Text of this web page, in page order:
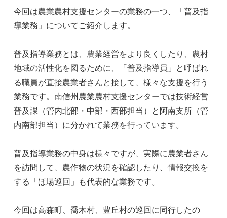
今回は農業農村支援センターの業務の一つ、「普及指
導業務」についてご紹介します。
普及指導業務とは、農業経営をより良くしたり、農村
地域の活性化を図るために、「普及指導員」と呼ばれ
る職員が直接農業者さんと接して、様々な支援を行う
業務です。南信州農業農村支援センターでは技術経営
普及課（管内北部・中部・西部担当）と阿南支所（管
内南部担当）に分かれて業務を行っています。
普及指導業務の中身は様々ですが、実際に農業者さん
を訪問して、農作物の状況を確認したり、情報交換を
する「ほ場巡回」も代表的な業務です。
今回は高森町、喬木村、豊丘村の巡回に同行したの